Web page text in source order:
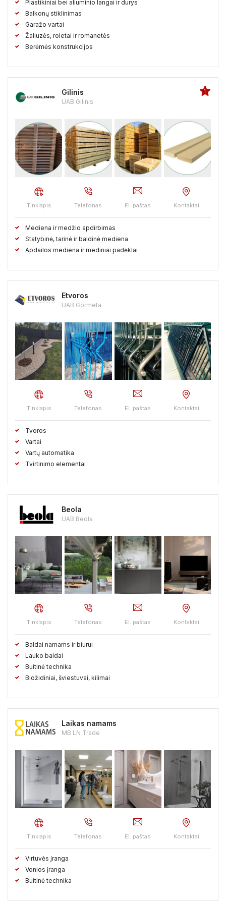
Vilkaviškio raj.
Vandens, filtrai, priedai
Vandentiekis, kanalizacija
Vandes siurbliai
Ventilacija, vėdinimas
Židiniai
Plastikiniai bei aliuminio langai ir durys
Balkonų stiklinimas
Garažo vartai
Žaliuzės, roletai ir romanetės
Berėmės konstrukcijos
Gilinis
UAB Gilinis
1
Tinklapis Telefonas El. paštas Kontaktai
Mediena ir medžio apdirbimas
Statybinė, tarinė ir baldinė mediena
Apdailos mediena ir mediniai padėklai
Etvoros
UAB Gormeta
Tinklapis Telefonas El. paštas Kontaktai
Tvoros
Vartai
Vartų automatika
Tvirtinimo elementai
Beola
UAB Beola
Tinklapis Telefonas El. paštas Kontaktai
Baldai namams ir biurui
Lauko baldai
Buitinė technika
Biožidiniai, šviestuvai, kilimai
Laikas namams
MB LN Trade
Tinklapis Telefonas El. paštas Kontaktai
Virtuvės įranga
Vonios įranga
Buitinė technika